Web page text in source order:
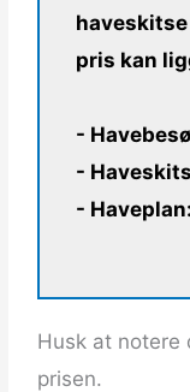
haveskitse
pris kan
-
-
-
Husk at notere
prisen.